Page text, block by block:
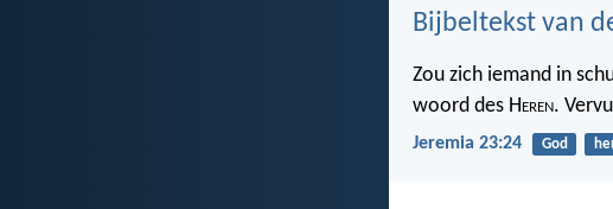
Bijbeltekst van
Zou zich iemand in
woord des Heren.
Jeremia 23:24 God